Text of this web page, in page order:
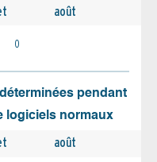
août
0
pendant
logiciels normaux
août